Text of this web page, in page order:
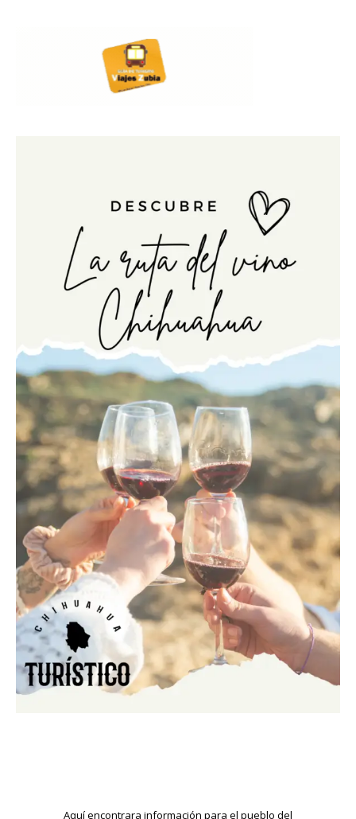
Aquí encontrara información para el pueblo del